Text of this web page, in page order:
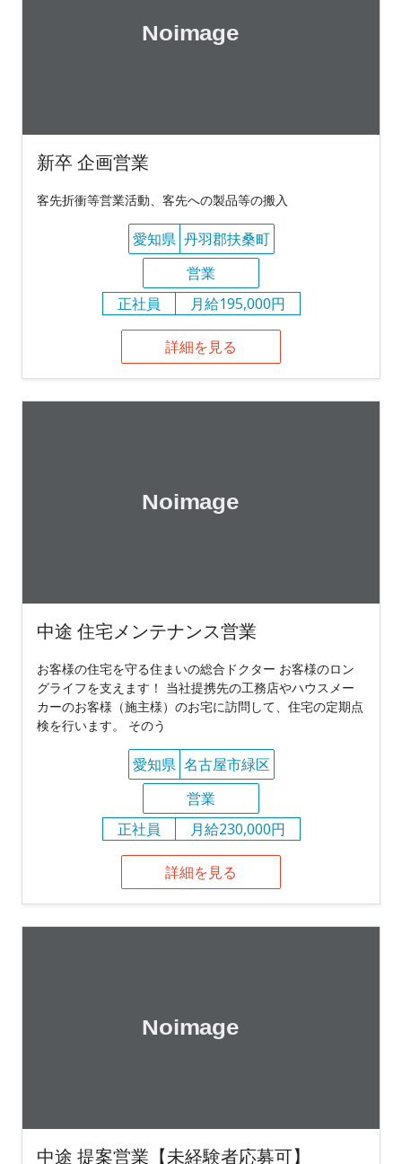
新卒 企画営業
客先折衝等営業活動、客先への製品等の搬入
愛知県 丹羽郡扶桑町
営業
正社員
月給195,000円
詳細を見る
中途 住宅メンテナンス営業
お客様の住宅を守る住まいの総合ドクター お客様のロン
グライフを支えます！ 当社提携先の工務店やハウスメー
カーのお客様（施主様）のお宅に訪問して、住宅の定期点
検を行います。 そのう
愛知県 名古屋市緑区
営業
正社員
月給230,000円
詳細を見る
中途 提案営業【未経験者応募可】